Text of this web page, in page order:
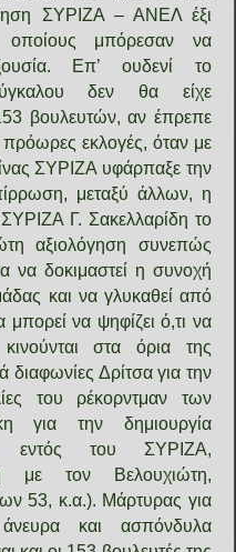
ΣΥΡΙΖΑ – ΑΝΕΛ έξι
οποίους μπόρεσαν να
Επ’ ουδενί το
δεν θα είχε
βουλευτών, αν έπρεπε
πρόωρες εκλογές, όταν με
ΣΥΡΙΖΑ υφάρπαξε την
μεταξύ άλλων, η
Γ. Σακελλαρίδη το
αξιολόγηση συνεπώς
να δοκιμαστεί η συνοχή
και να γλυκαθεί από
μπορεί να ψηφίζει ό,τι να
στα όρια της
διαφωνίες Δρίτσα για την
του ρέκορντμαν των
για την δημιουργία
εντός του ΣΥΡΙΖΑ,
με τον Βελουχιώτη,
53, κ.α.). Μάρτυρας για
και ασπόνδυλα